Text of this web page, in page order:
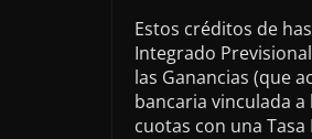
Estos créditos de
Integrado
las Ganancias (que
bancaria vinculada
cuotas con una